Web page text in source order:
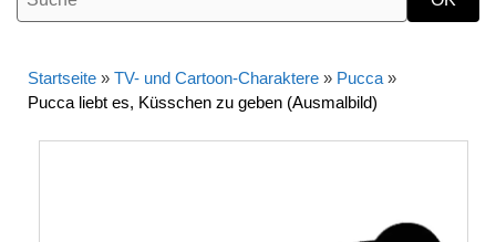
Startseite » TV- und Cartoon-Charaktere » Pucca »
Pucca liebt es, Küsschen zu geben (Ausmalbild)